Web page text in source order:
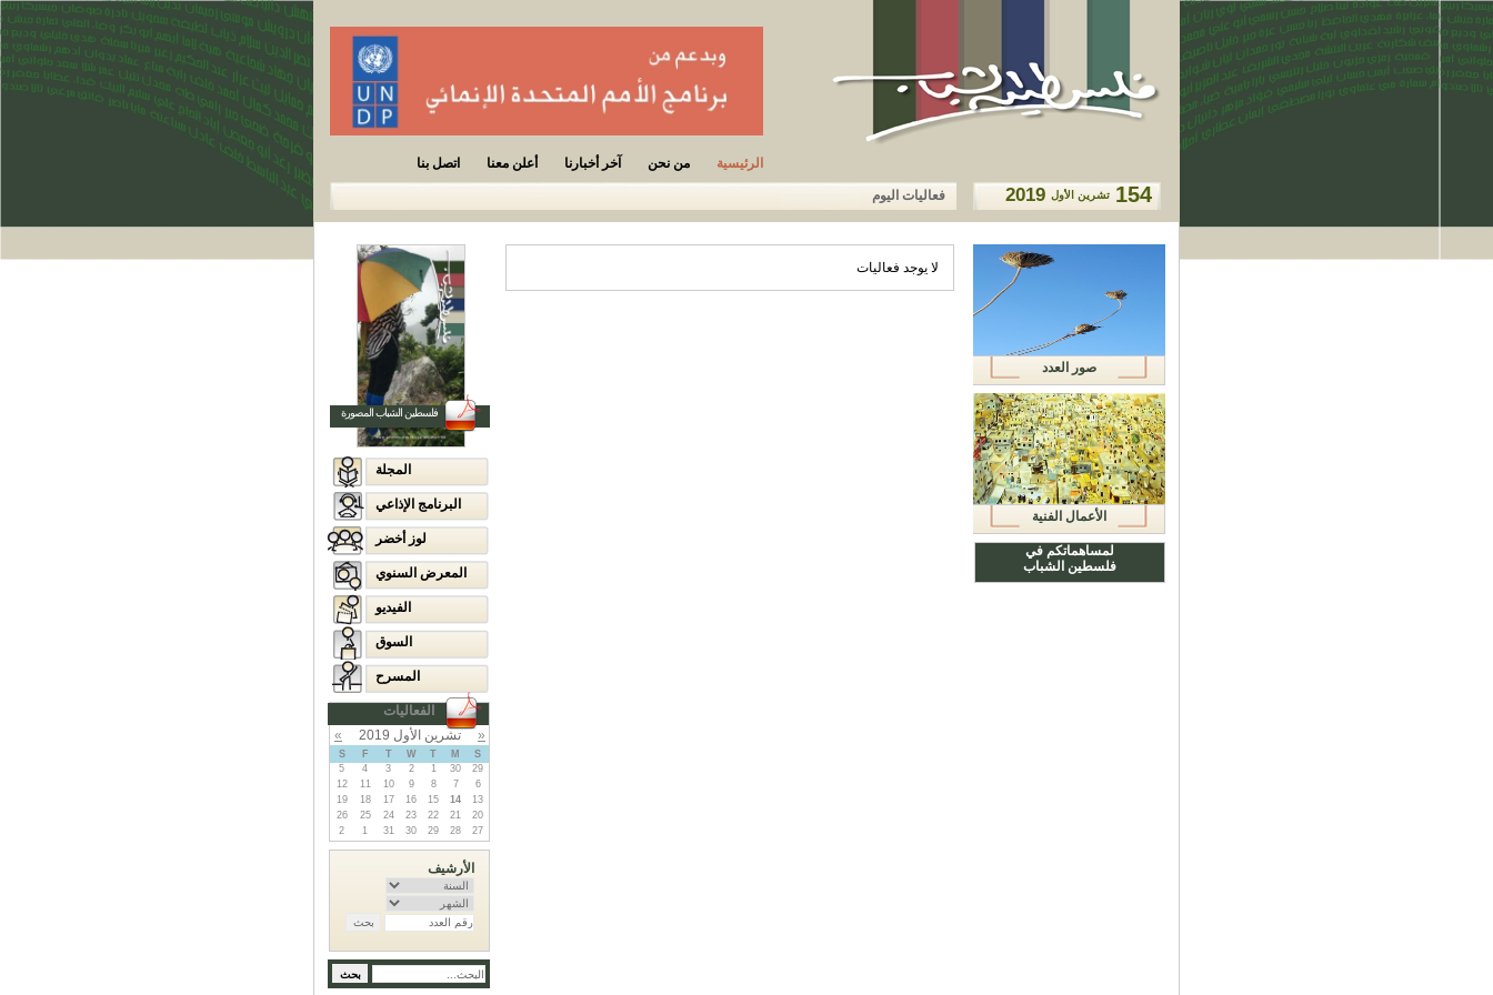
الرئيسية من نحن آخر أخبارنا أعلن معنا اتصل بنا
فعاليات اليوم 154 تشرين الأول 2019
فلسطين الشباب المصورة
المجلة
البرنامج الإذاعي
لوز أخضر
المعرض السنوي
الفيديو
السوق
المسرح
الفعاليات
«
تشرين الأول 2019 »
S
M
T
W
T
F
S
29
30
1
2
3
4
5
6
7
8
9
10
11
12
13
14
15
16
17
18
19
20
21
22
23
24
25
26
27
28
29
30
31
1
2
الأرشيف
لا يوجد فعاليات
صور العدد
الأعمال الفنية
لمساهماتكم في
فلسطين الشباب